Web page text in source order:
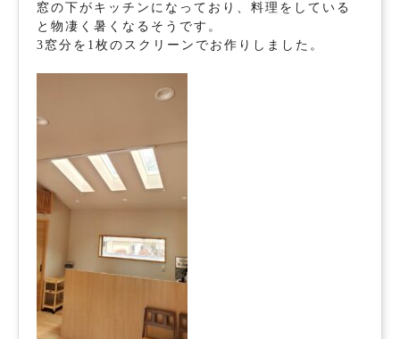
窓の下がキッチンになっており、料理をしている
と物凄く暑くなるそうです。
3窓分を1枚のスクリーンでお作りしました。